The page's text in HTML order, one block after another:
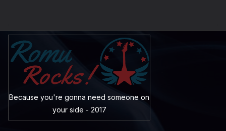
Because you're gonna need someone on
your side - 2017